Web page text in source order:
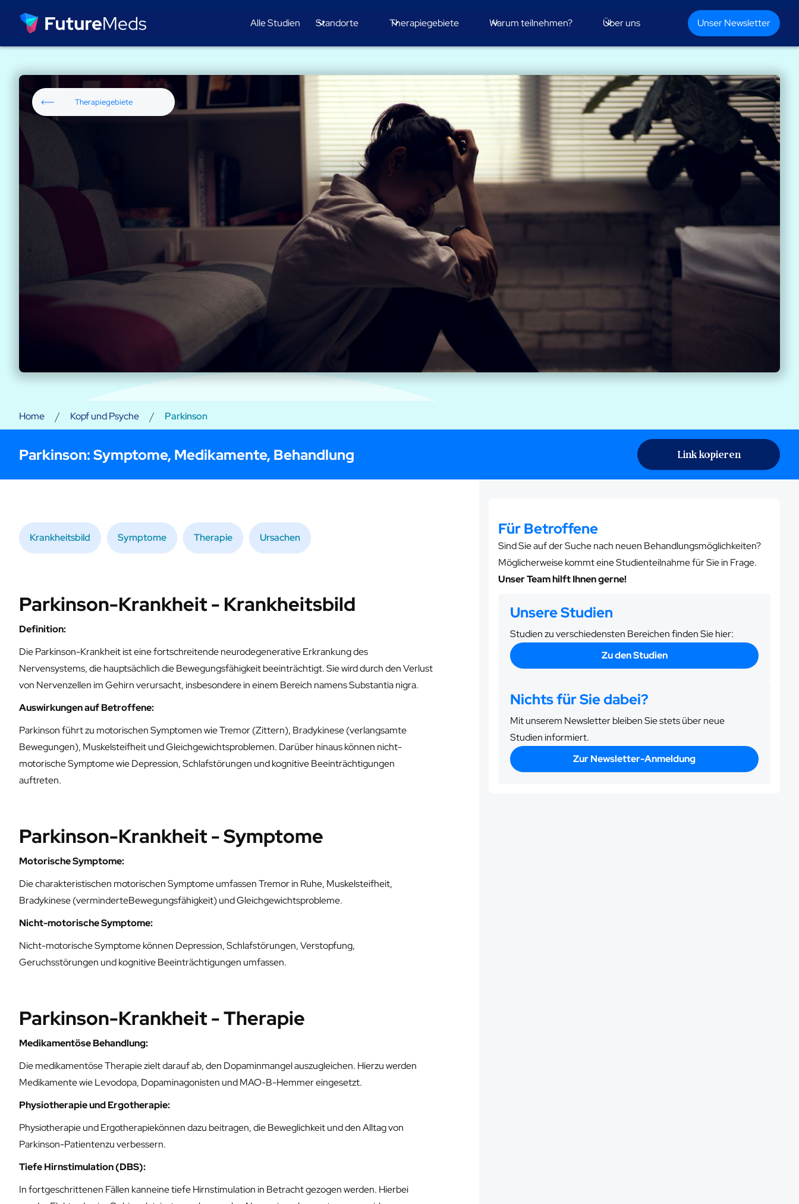
Alle Studien Standorte Therapiegebiete Warum teilnehmen? Über uns Unser Newsletter
Therapiegebiete
Home / Kopf und Psyche / Parkinson
Parkinson: Symptome, Medikamente, Behandlung Link kopieren
Krankheitsbild Symptome Therapie Ursachen
Parkinson-Krankheit - Krankheitsbild
Definition:
Die Parkinson-Krankheit ist eine fortschreitende neurodegenerative Erkrankung des
Nervensystems, die hauptsächlich die Bewegungsfähigkeit beeinträchtigt. Sie wird durch den Verlust
von Nervenzellen im Gehirn verursacht, insbesondere in einem Bereich namens Substantia nigra.
Auswirkungen auf Betroffene:
Parkinson führt zu motorischen Symptomen wie Tremor (Zittern), Bradykinese (verlangsamte
Bewegungen), Muskelsteifheit und Gleichgewichtsproblemen. Darüber hinaus können nicht-
motorische Symptome wie Depression, Schlafstörungen und kognitive Beeinträchtigungen
auftreten.
Parkinson-Krankheit - Symptome
Motorische Symptome:
Die charakteristischen motorischen Symptome umfassen Tremor in Ruhe, Muskelsteifheit,
Bradykinese (verminderteBewegungsfähigkeit) und Gleichgewichtsprobleme.
Nicht-motorische Symptome:
Nicht-motorische Symptome können Depression, Schlafstörungen, Verstopfung,
Geruchsstörungen und kognitive Beeinträchtigungen umfassen.
Parkinson-Krankheit - Therapie
Medikamentöse Behandlung:
Die medikamentöse Therapie zielt darauf ab, den Dopaminmangel auszugleichen. Hierzu werden
Medikamente wie Levodopa, Dopaminagonisten und MAO-B-Hemmer eingesetzt.
Physiotherapie und Ergotherapie:
Physiotherapie und Ergotherapiekönnen dazu beitragen, die Beweglichkeit und den Alltag von
Parkinson-Patientenzu verbessern.
Tiefe Hirnstimulation (DBS):
In fortgeschrittenen Fällen kanneine tiefe Hirnstimulation in Betracht gezogen werden. Hierbei
Für Betroffene
Sind Sie auf der Suche nach neuen Behandlungsmöglichkeiten?
Möglicherweise kommt eine Studienteilnahme für Sie in Frage.
Unser Team hilft Ihnen gerne!
Unsere Studien
Studien zu verschiedensten Bereichen finden Sie hier:
Zu den Studien
Nichts für Sie dabei?
Mit unserem Newsletter bleiben Sie stets über neue
Studien informiert.
Zur Newsletter-Anmeldung